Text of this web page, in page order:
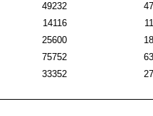
49232
14116
25600
75752
33352